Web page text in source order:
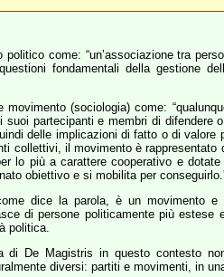
politico come: “un’associazione tra
fondamentali della gestione
movimento (sociologia) come:
partecipanti e membri di difendere
delle implicazioni di fatto o di
collettivi, il movimento è
lo più a carattere cooperativo e
obiettivo e si mobilita per
dice la parola, è un movimento
di persone politicamente più
politica.
di De Magistris in questo contesto
diversi: partiti e movimenti, in